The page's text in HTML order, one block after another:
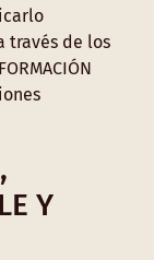
través de los
Y